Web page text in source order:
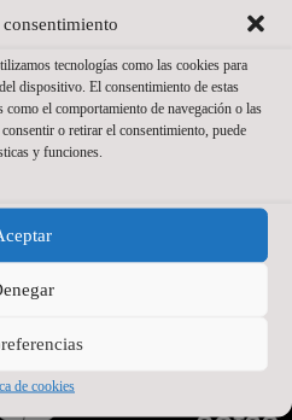
tecnologías como las cookies para
dispositivo. El consentimiento de estas
el comportamiento de navegación o las
o retirar el consentimiento, puede
y funciones.
de cookies